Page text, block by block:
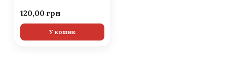
120,00
У кошик